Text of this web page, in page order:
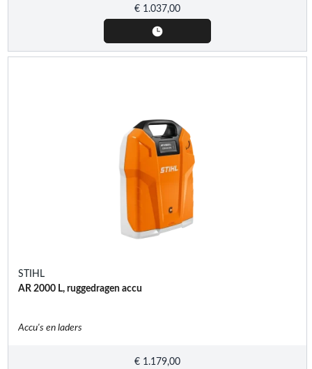
€1.037,00
STIHL
AR 2000 L, ruggedragen accu
Accu's en laders
€1.179,00